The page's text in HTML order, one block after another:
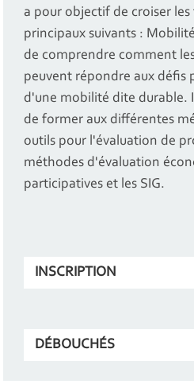
a pour objectif de croiser
principaux suivants :
de comprendre comment
peuvent répondre aux défis
d'une mobilité dite durable.
de former aux différentes
outils pour l'évaluation de
méthodes d'évaluation
participatives et les SIG.
INSCRIPTION
DÉBOUCHÉS